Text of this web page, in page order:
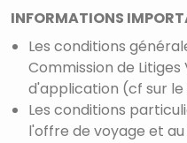
INFORMATIONS
Les conditions
Commission de
d'application (cf sur
Les conditions
l'offre de voyage et